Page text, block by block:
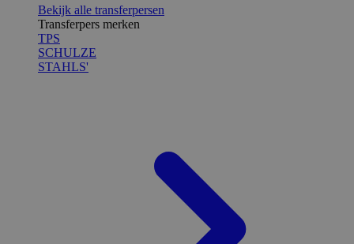
Bekijk alle transferpersen
Transferpers merken
TPS
SCHULZE
STAHLS'